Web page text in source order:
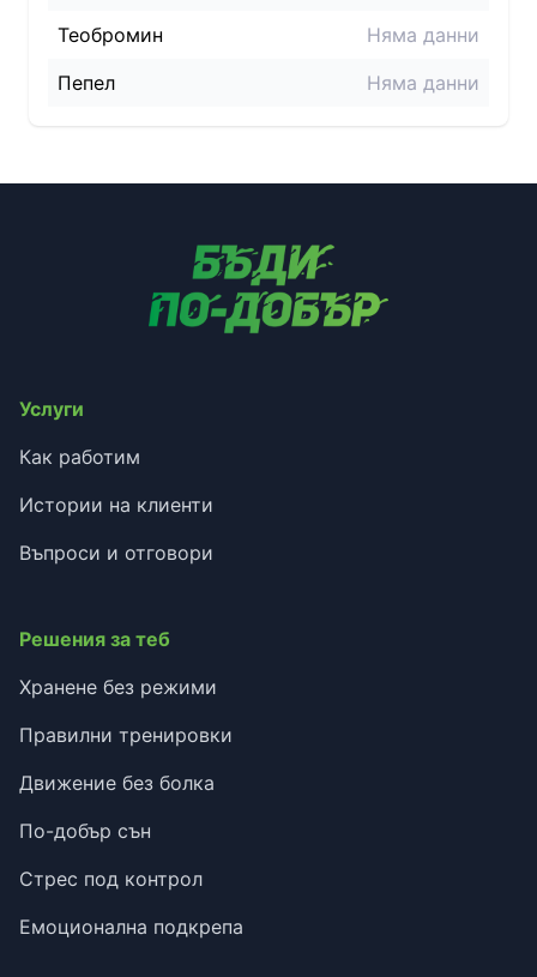
Теобромин
Няма данни
Пепел
Няма данни
Услуги
Как работим
Истории на клиенти
Въпроси и отговори
Решения за теб
Хранене без режими
Правилни тренировки
Движение без болка
По-добър сън
Стрес под контрол
Емоционална подкрепа